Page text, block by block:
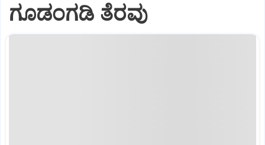
ಗೂಡಂಗಡಿ ತೆರವು